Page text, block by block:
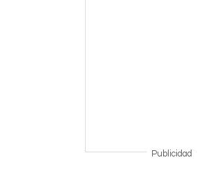
Publicidad